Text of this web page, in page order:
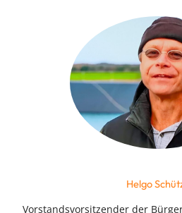
Helgo
Vorstandsvorsitzender der